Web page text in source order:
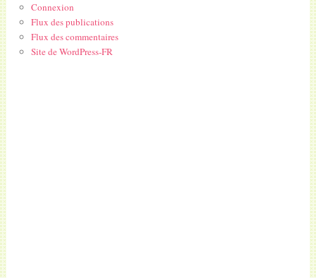
Connexion
Flux des publications
Flux des commentaires
Site de WordPress-FR